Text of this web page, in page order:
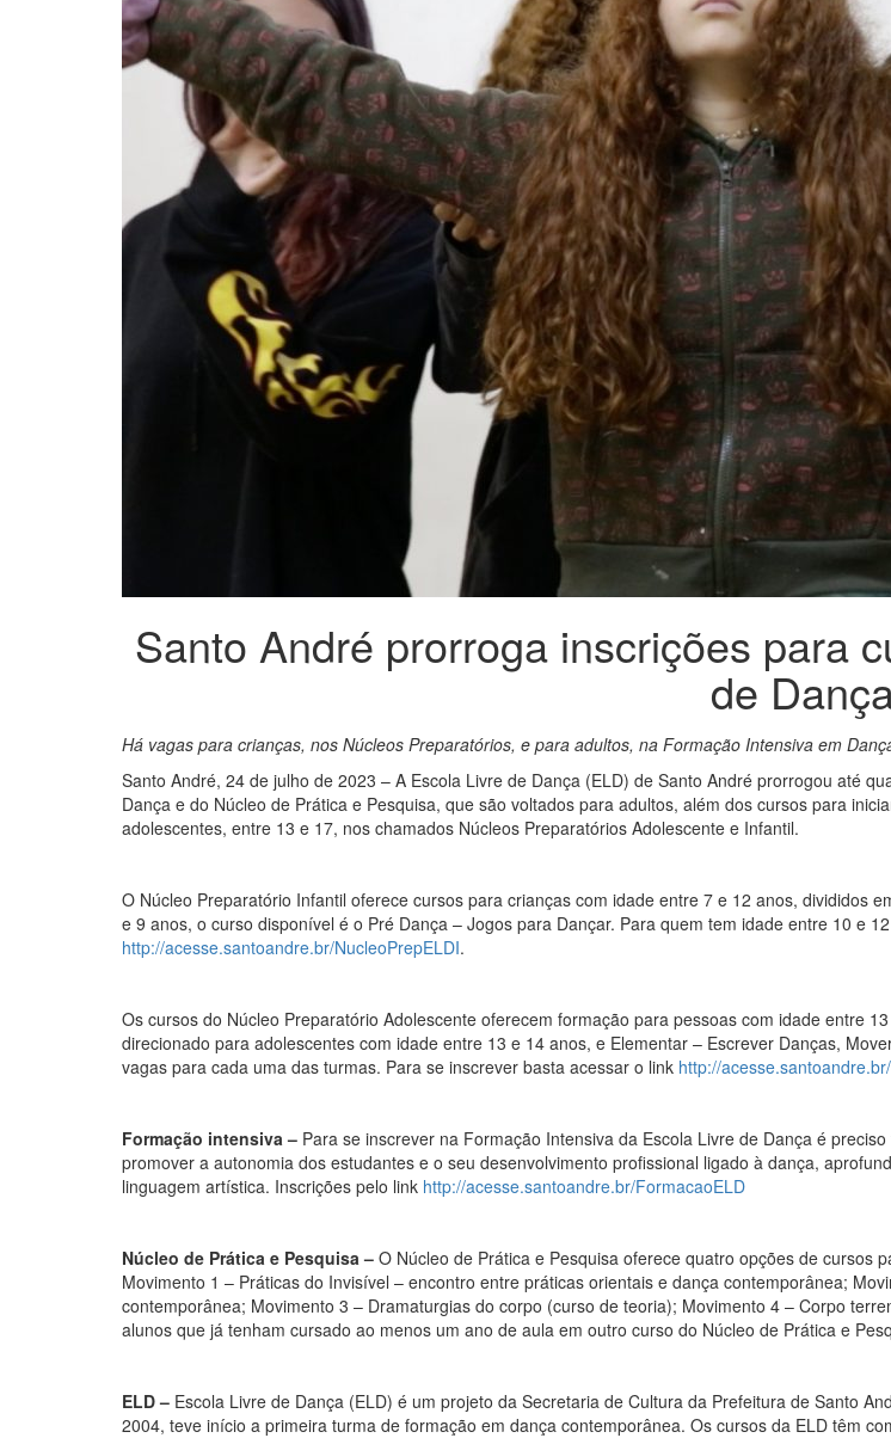
Santo André prorroga inscrições para
de
Há vagas para crianças, nos Núcleos Preparatórios, e para adultos, na Formação Intensiva em
Santo André, 24 de julho de 2023 – A Escola Livre de Dança (ELD) de Santo André prorrogou até
Dança e do Núcleo de Prática e Pesquisa, que são voltados para adultos, além dos cursos para
adolescentes, entre 13 e 17, nos chamados Núcleos Preparatórios Adolescente e Infantil.
O Núcleo Preparatório Infantil oferece cursos para crianças com idade entre 7 e 12 anos, divididos
e 9 anos, o curso disponível é o Pré Dança – Jogos para Dançar. Para quem tem idade entre 10 e
http://acesse.santoandre.br/NucleoPrepELDI.
Os cursos do Núcleo Preparatório Adolescente oferecem formação para pessoas com idade entre
direcionado para adolescentes com idade entre 13 e 14 anos, e Elementar – Escrever Danças,
vagas para cada uma das turmas. Para se inscrever basta acessar o link http://
Formação intensiva – Para se inscrever na Formação Intensiva da Escola Livre de Dança é
promover a autonomia dos estudantes e o seu desenvolvimento profissional ligado à dança,
linguagem artística. Inscrições pelo link http://acesse.santoandre.br/FormacaoELD
Núcleo de Prática e Pesquisa – O Núcleo de Prática e Pesquisa oferece quatro opções de cursos
Movimento 1 – Práticas do Invisível – encontro entre práticas orientais e dança contemporânea;
contemporânea; Movimento 3 – Dramaturgias do corpo (curso de teoria); Movimento 4 – Corpo
alunos que já tenham cursado ao menos um ano de aula em outro curso do Núcleo de Prática e
ELD – Escola Livre de Dança (ELD) é um projeto da Secretaria de Cultura da Prefeitura de Santo
2004, teve início a primeira turma de formação em dança contemporânea. Os cursos da ELD têm